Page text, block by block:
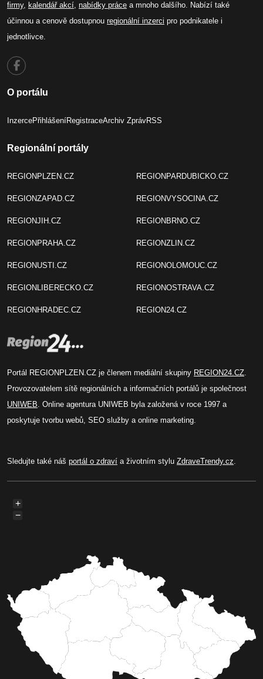
firmy, kalendář akcí, nabídky práce a mnoho dalšího. Nabízí také
účinnou a cenově dostupnou regionální inzerci pro podnikatele i
jednotlivce.
O portálu
InzercePřihlášeníRegistraceArchiv ZprávRSS
Regionální portály
REGIONPLZEN.CZ
REGIONZAPAD.CZ
REGIONJIH.CZ
REGIONPRAHA.CZ
REGIONUSTI.CZ
REGIONLIBERECKO.CZ
REGIONHRADEC.CZ
REGIONPARDUBICKO.CZ
REGIONVYSOCINA.CZ
REGIONBRNO.CZ
REGIONZLIN.CZ
REGIONOLOMOUC.CZ
REGIONOSTRAVA.CZ
REGION24.CZ
Portál REGIONPLZEN.CZ je členem mediální skupiny REGION24.CZ.
Provozovatelem sítě regionálních a informačních portálů je společnost
UNIWEB. Online agentura UNIWEB byla založená v roce 1997 a
poskytuje tvorbu webů, SEO služby a online marketing.
Sledujte také náš portál o zdraví a životním stylu ZdraveTrendy.cz.
+
−